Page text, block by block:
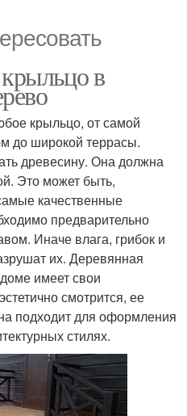
в
крыльцо, от самой
до широкой террасы.
древесину. Она должна
Это может быть,
качественные
предварительно
Иначе влага, грибок и
их. Деревянная
имеет свои
смотрится, ее
подходит для оформления
стилях.